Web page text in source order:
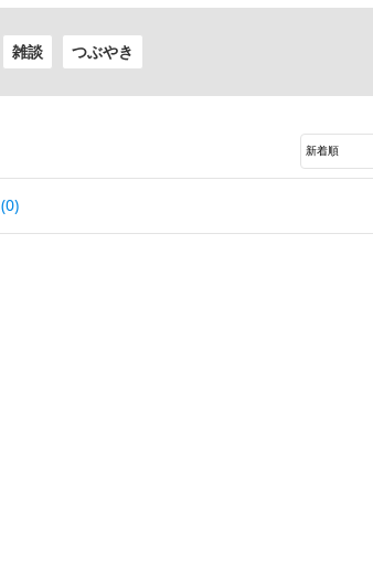
雑談 つぶやき
(0)